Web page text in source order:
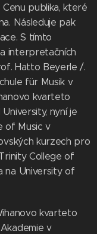
Cenu publika, které
Následuje pak
S tímto
interpretačních
Hatto Beyerle /.
für Musik v
kvarteto
nyní je
of Music v
kurzech pro
College of
na University of
kvarteto
v